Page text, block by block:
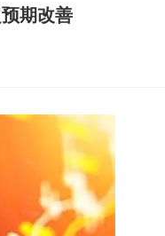
期改善